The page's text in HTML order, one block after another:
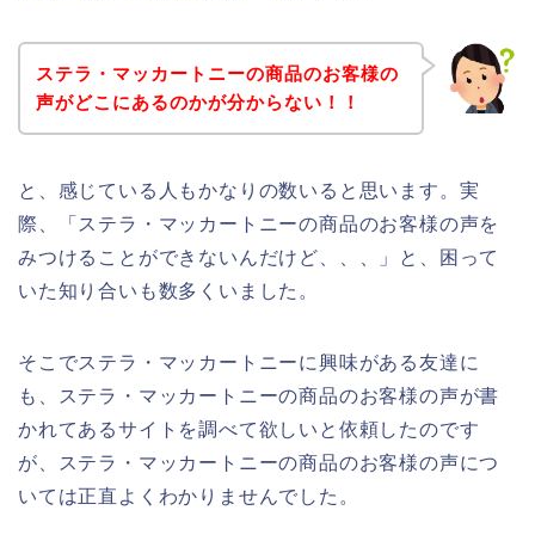
ステラ・マッカートニーの商品のお客様の
声がどこにあるのかが分からない！！
と、感じている人もかなりの数いると思います。実
際、「ステラ・マッカートニーの商品のお客様の声を
みつけることができないんだけど、、、」と、困って
いた知り合いも数多くいました。
そこでステラ・マッカートニーに興味がある友達に
も、ステラ・マッカートニーの商品のお客様の声が書
かれてあるサイトを調べて欲しいと依頼したのです
が、ステラ・マッカートニーの商品のお客様の声につ
いては正直よくわかりませんでした。